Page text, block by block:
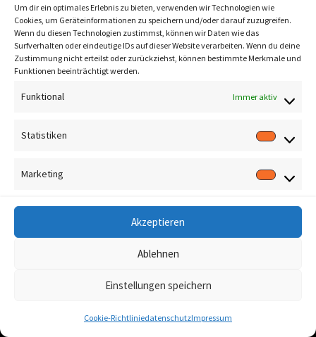
Um dir ein optimales Erlebnis zu bieten, verwenden wir Technologien wie
Cookies, um Geräteinformationen zu speichern und/oder darauf zuzugreifen.
Wenn du diesen Technologien zustimmst, können wir Daten wie das
Surfverhalten oder eindeutige IDs auf dieser Website verarbeiten. Wenn du deine
Zustimmung nicht erteilst oder zurückziehst, können bestimmte Merkmale und
Funktionen beeinträchtigt werden.
Funktional Immer aktiv
Statistiken
Marketing
Akzeptieren
Ablehnen
Einstellungen speichern
Cookie-RichtliniedatenschutzImpressum
OWEN 15. August 2024 0 Likes